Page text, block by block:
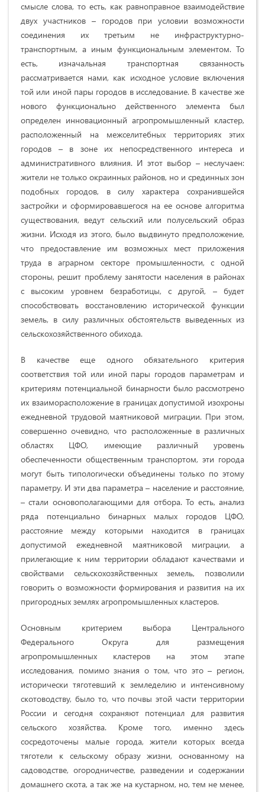
смысле слова, то есть, как равноправное взаимодействие
двух участников – городов при условии возможности
соединения их третьим не инфраструктурно-
транспортным, а иным функциональным элементом. То
есть, изначальная транспортная связанность
рассматривается нами, как исходное условие включения
той или иной пары городов в исследование. В качестве же
нового функционально действенного элемента был
определен инновационный агропромышленный кластер,
расположенный на межселитебных территориях этих
городов – в зоне их непосредственного интереса и
административного влияния. И этот выбор – неслучаен:
жители не только окраинных районов, но и срединных зон
подобных городов, в силу характера сохранившейся
застройки и сформировавшегося на ее основе алгоритма
существования, ведут сельский или полусельский образ
жизни. Исходя из этого, было выдвинуто предположение,
что предоставление им возможных мест приложения
труда в аграрном секторе промышленности, с одной
стороны, решит проблему занятости населения в районах
с высоким уровнем безработицы, с другой, – будет
способствовать восстановлению исторической функции
земель, в силу различных обстоятельств выведенных из
сельскохозяйственного обихода.
В качестве еще одного обязательного критерия
соответствия той или иной пары городов параметрам и
критериям потенциальной бинарности было рассмотрено
их взаиморасположение в границах допустимой изохроны
ежедневной трудовой маятниковой миграции. При этом,
совершенно очевидно, что расположенные в различных
областях ЦФО, имеющие различный уровень
обеспеченности общественным транспортом, эти города
могут быть типологически объединены только по этому
параметру. И эти два параметра – население и расстояние,
– стали основополагающими для отбора. То есть, анализ
ряда потенциально бинарных малых городов ЦФО,
расстояние между которыми находится в границах
допустимой ежедневной маятниковой миграции, а
прилегающие к ним территории обладают качествами и
свойствами сельскохозяйственных земель, позволили
говорить о возможности формирования и развития на их
пригородных землях агропромышленных кластеров.
Основным критерием выбора Центрального
Федерального Округа для размещения
агропромышленных кластеров на этом этапе
исследования, помимо знания о том, что это – регион,
исторически тяготевший к земледелию и интенсивному
скотоводству, было то, что почвы этой части территории
России и сегодня сохраняют потенциал для развития
сельского хозяйства. Кроме того, именно здесь
сосредоточены малые города, жители которых всегда
тяготели к сельскому образу жизни, основанному на
садоводстве, огородничестве, разведении и содержании
домашнего скота, а так же на кустарном, но, тем не менее,